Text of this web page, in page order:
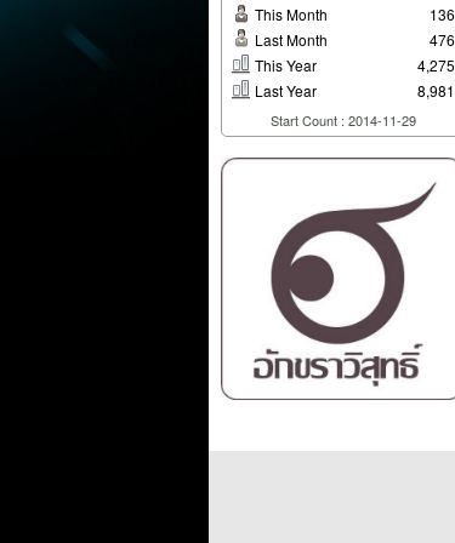
This Month
136
Last Month
476
This Year
4,275
Last Year
8,981
Start Count : 2014-11-29